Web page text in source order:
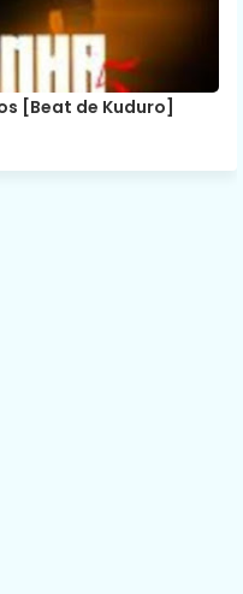
[Beat de Kuduro]